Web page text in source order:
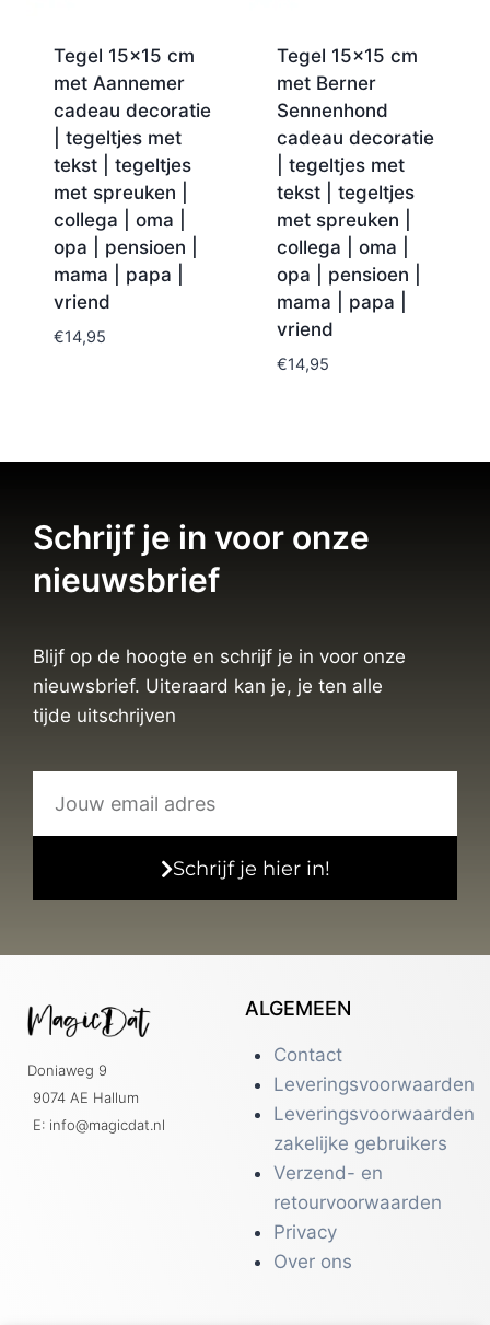
Tegel 15×15 cm
met Aannemer
cadeau decoratie
| tegeltjes met
tekst | tegeltjes
met spreuken |
collega | oma |
opa | pensioen |
mama | papa |
vriend
€14,95
Tegel 15×15 cm
met Berner
Sennenhond
cadeau decoratie
| tegeltjes met
tekst | tegeltjes
met spreuken |
collega | oma |
opa | pensioen |
mama | papa |
vriend
€14,95
Schrijf je in voor onze
nieuwsbrief
Blijf op de hoogte en schrijf je in voor onze
nieuwsbrief. Uiteraard kan je, je ten alle
tijde uitschrijven
Schrijf je hier in!
Doniaweg 9
9074 AE Hallum
E: info@magicdat.nl
ALGEMEEN
Contact
Leveringsvoorwaarden
Leveringsvoorwaarden
zakelijke gebruikers
Verzend- en
retourvoorwaarden
Privacy
Over ons